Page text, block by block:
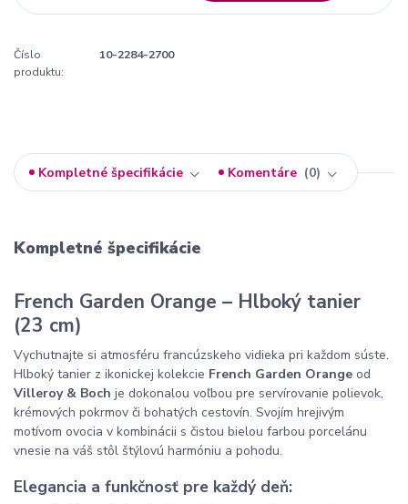
Číslo
produktu:
10-2284-2700
Kompletné špecifikácie Komentáre 0
Kompletné špecifikácie
French Garden Orange – Hlboký tanier
(23 cm)
Vychutnajte si atmosféru francúzskeho vidieka pri každom súste.
Hlboký tanier z ikonickej kolekcie French Garden Orange od
Villeroy & Boch je dokonalou voľbou pre servírovanie polievok,
krémových pokrmov či bohatých cestovín. Svojím hrejivým
motívom ovocia v kombinácii s čistou bielou farbou porcelánu
vnesie na váš stôl štýlovú harmóniu a pohodu.
Elegancia a funkčnosť pre každý deň: